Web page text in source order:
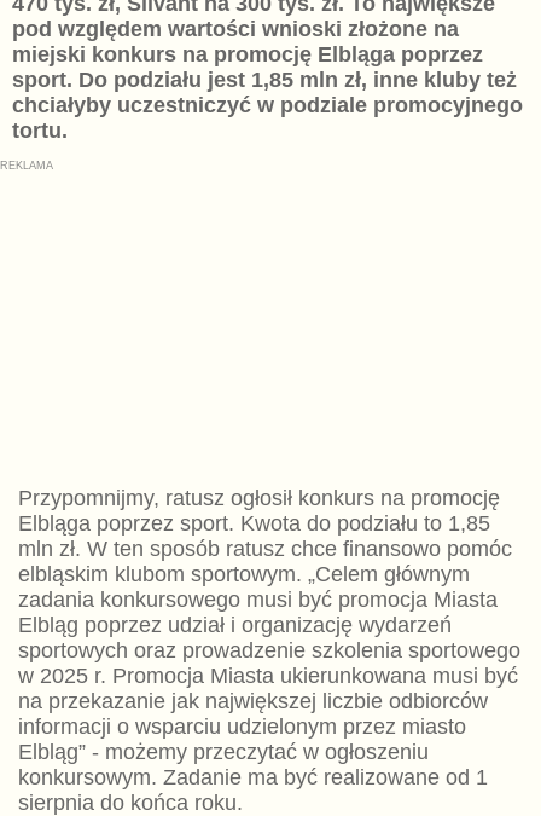
pod względem wartości wnioski złożone na
miejski konkurs na promocję Elbląga poprzez
sport. Do podziału jest 1,85 mln zł, inne kluby też
chciałyby uczestniczyć w podziale promocyjnego
tortu.
Przypomnijmy, ratusz ogłosił konkurs na promocję
Elbląga poprzez sport. Kwota do podziału to 1,85
mln zł. W ten sposób ratusz chce finansowo pomóc
elbląskim klubom sportowym. „Celem głównym
zadania konkursowego musi być promocja Miasta
Elbląg poprzez udział i organizację wydarzeń
sportowych oraz prowadzenie szkolenia sportowego
w 2025 r. Promocja Miasta ukierunkowana musi być
na przekazanie jak największej liczbie odbiorców
informacji o wsparciu udzielonym przez miasto
Elbląg” - możemy przeczytać w ogłoszeniu
konkursowym. Zadanie ma być realizowane od 1
sierpnia do końca roku.